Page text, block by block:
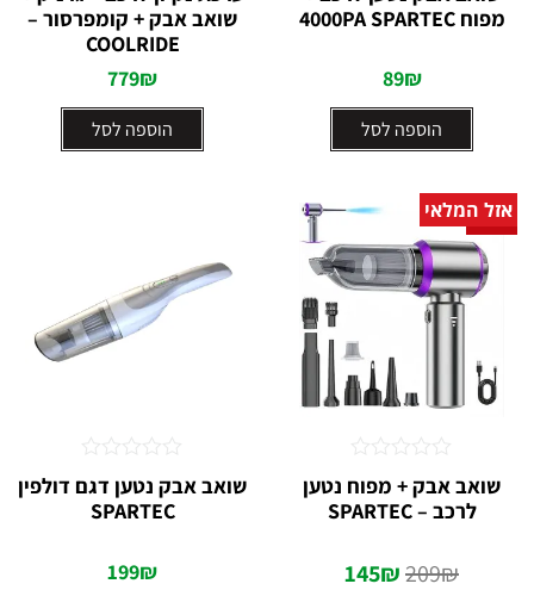
מפוח 4000PA SPARTEC
89₪
הוספה לסל
מתוך
שואב אבק + קומפרסור –
COOLRIDE
779₪
הוספה לסל
מתוך
מבצע!
אזל המלאי
שואב אבק + מפוח נטען
לרכב – SPARTEC
209₪
145₪
0
מתוך
שואב אבק נטען דגם דולפין
SPARTEC
199₪
0